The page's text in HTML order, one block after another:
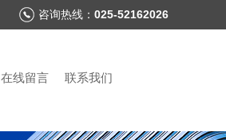
咨询热线： 025-52162026
在线留言 联系我们